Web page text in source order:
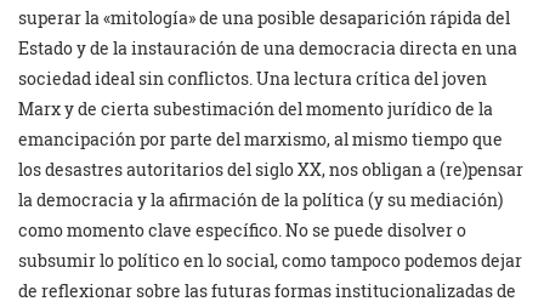
superar la «mitología» de una posible desaparición rápida del
Estado y de la instauración de una democracia directa en una
sociedad ideal sin conflictos. Una lectura crítica del joven
Marx y de cierta subestimación del momento jurídico de la
emancipación por parte del marxismo, al mismo tiempo que
los desastres autoritarios del siglo XX, nos obligan a (re)pensar
la democracia y la afirmación de la política (y su mediación)
como momento clave específico. No se puede disolver o
subsumir lo político en lo social, como tampoco podemos dejar
de reflexionar sobre las futuras formas institucionalizadas de